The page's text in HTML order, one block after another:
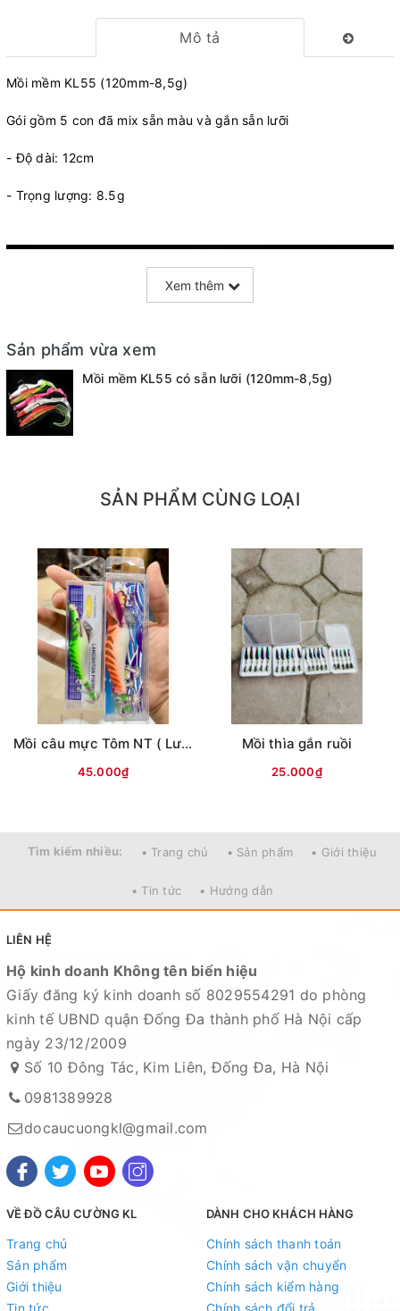
Mô tả
Mồi mềm KL55 (120mm-8,5g)
Gói gồm 5 con đã mix sẵn màu và gắn sẵn lưỡi
- Độ dài: 12cm
- Trọng lượng: 8.5g
Xem thêm
Sản phẩm vừa xem
Mồi mềm KL55 có sẵn lưỡi (120mm-8,5g)
SẢN PHẨM CÙNG LOẠI
Mồi câu mực Tôm NT ( Lưng vằn )
45.000₫
Mồi thìa gắn ruồi
25.000₫
Tìm kiếm nhiều: • Trang chủ • Sản phẩm • Giới thiệu
• Tin tức • Hướng dẫn
LIÊN HỆ
Hộ kinh doanh Không tên biển hiệu
Giấy đăng ký kinh doanh số 8029554291 do phòng
kinh tế UBND quận Đống Đa thành phố Hà Nội cấp
ngày 23/12/2009
Số 10 Đông Tác, Kim Liên, Đống Đa, Hà Nội
0981389928
docaucuongkl@gmail.com
VỀ ĐỒ CÂU CƯỜNG KL
Trang chủ
Sản phẩm
Giới thiệu
Tin tức
DÀNH CHO KHÁCH HÀNG
Chính sách thanh toán
Chính sách vận chuyển
Chính sách kiểm hàng
Chính sách đổi trả